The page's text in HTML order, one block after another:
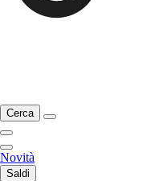
Cerca
Novità
Saldi